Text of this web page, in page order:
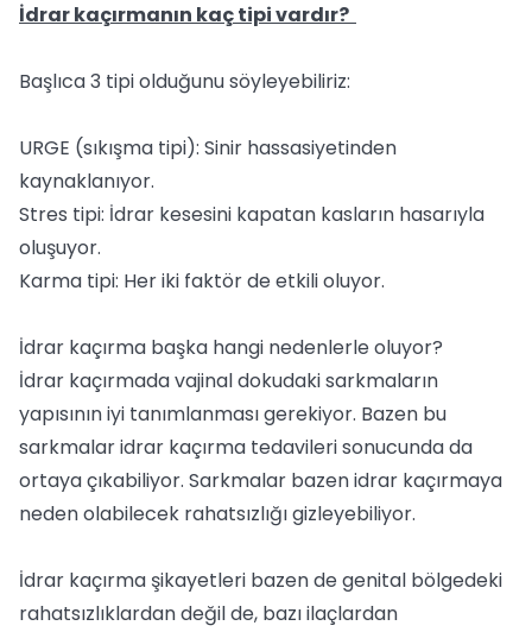
İdrar kaçırmanın kaç tipi vardır?
Başlıca 3 tipi olduğunu söyleyebiliriz:
URGE (sıkışma tipi): Sinir hassasiyetinden
kaynaklanıyor.
Stres tipi: İdrar kesesini kapatan kasların hasarıyla
oluşuyor.
Karma tipi: Her iki faktör de etkili oluyor.
İdrar kaçırma başka hangi nedenlerle oluyor?
İdrar kaçırmada vajinal dokudaki sarkmaların
yapısının iyi tanımlanması gerekiyor. Bazen bu
sarkmalar idrar kaçırma tedavileri sonucunda da
ortaya çıkabiliyor. Sarkmalar bazen idrar kaçırmaya
neden olabilecek rahatsızlığı gizleyebiliyor.
İdrar kaçırma şikayetleri bazen de genital bölgedeki
rahatsızlıklardan değil de, bazı ilaçlardan